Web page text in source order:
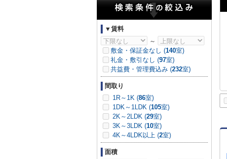
▼賃料
～
敷金・保証金なし (140室)
礼金・敷引なし (97室)
共益費・管理費込み (232室)
間取り
1R～1K (86室)
1DK～1LDK (105室)
2K～2LDK (29室)
3K～3LDK (10室)
4K～4LDK以上 (2室)
面積